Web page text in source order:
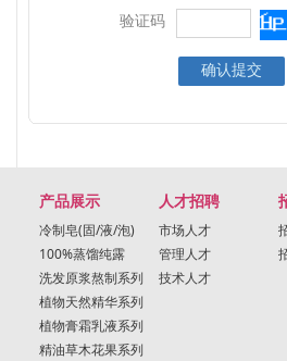
验证码
产品展示
冷制皂(固/液/泡)
100%蒸馏纯露
洗发原浆熬制系列
植物天然精华系列
植物膏霜乳液系列
精油草木花果系列
人才招聘
市场人才
管理人才
技术人才